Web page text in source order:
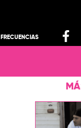
FRECUENCIAS